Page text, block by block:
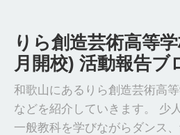
りら創造芸術高等
月開校) 活動報告ブ
和歌山にあるりら創造芸術高
などを紹介していきます。 少
一般教科を学びながらダンス